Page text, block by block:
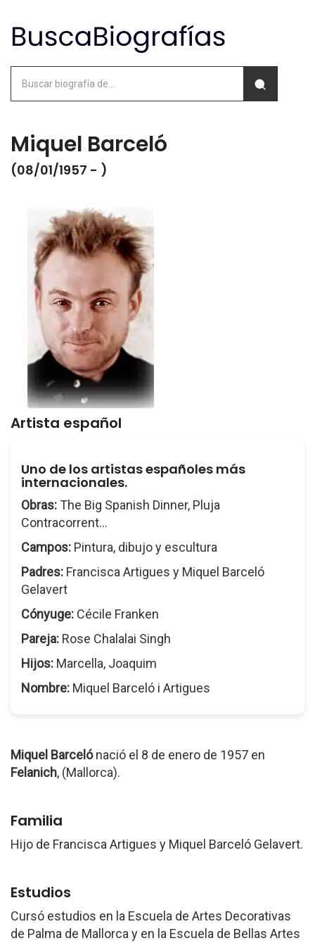
Miquel Barceló
(08/01/1957 - )
Artista español
Uno de los artistas españoles más
internacionales.
Obras: The Big Spanish Dinner, Pluja
Contracorrent...
Campos: Pintura, dibujo y escultura
Padres: Francisca Artigues y Miquel Barceló
Gelavert
Cónyuge: Cécile Franken
Pareja: Rose Chalalai Singh
Hijos: Marcella, Joaquim
Nombre: Miquel Barceló i Artigues
Miquel Barcelónació el 8 de enero de 1957 en
Felanich, (Mallorca).
Familia
Hijo de Francisca Artigues y Miquel Barceló Gelavert.
Estudios
Cursó estudios en la Escuela de Artes Decorativas
de Palma de Mallorca y en la Escuela de Bellas Artes